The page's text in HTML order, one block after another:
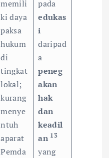
memili
ki daya
paksa
hukum
di
tingkat
lokal;
kurang
menye
ntuh
aparat
Pemda
pada
edukas
i
daripad
a
peneg
akan
hak
dan
keadil
an 13
yang